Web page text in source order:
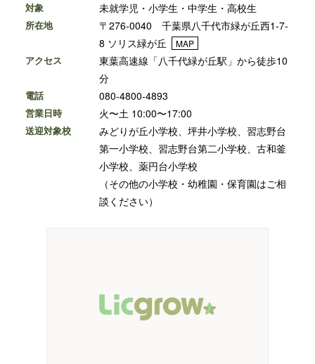
対象 未就学児・小学生・中学生・高校生
所在地
〒276-0040 千葉県八千代市緑が丘西1-7-
8 ソリス緑が丘
MAP
アクセス
東葉高速線「八千代緑が丘駅」から徒歩10
分
電話 080-4800-4893
営業日時 火〜土 10:00〜17:00
送迎対象校
みどりが丘小学校、坪井小学校、習志野台
第一小学校、習志野台第二小学校、古和釜
小学校、薬円台小学校
（その他の小学校・幼稚園・保育園はご相
談ください）